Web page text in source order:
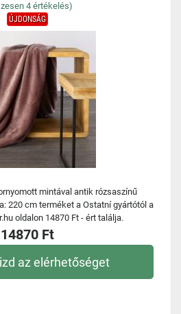
4 értékelés)
ÚJDONSÁG
mintával antik rózsaszínű
220 cm terméket a Ostatní gyártótól a
oldalon 14870 Ft - ért találja.
14870 Ft
az elérhetőséget